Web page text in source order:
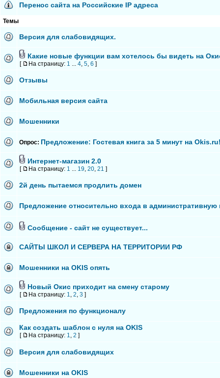
Перенос сайта на Российские IP адреса
Темы
Версия для слабовидящих.
Какие новые функции вам хотелось бы видеть на
[ На страницу: 1 ... 4, 5, 6 ]
Отзывы
Мобильная версия сайта
Мошенники
Опрос: Предложение: Гостевая книга за 5 минут на
Интернет-магазин 2.0
[ На страницу: 1 ... 19, 20, 21 ]
2й день пытаемся продлить домен
Предложение относительно входа в административную
Сообщение - сайт не существует...
САЙТЫ ШКОЛ И СЕРВЕРА НА ТЕРРИТОРИИ РФ
Мошенники на OKIS опять
Новый Окис приходит на смену старому
[ На страницу: 1, 2, 3 ]
Предложения по функционалу
Как создать шаблон с нуля на OKIS
[ На страницу: 1, 2 ]
Версия для слабовидящих
Мошенники на OKIS